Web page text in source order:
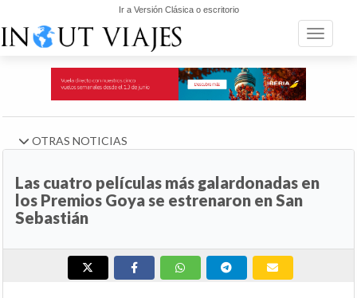
Ir a Versión Clásica o escritorio
Toggle
OTRAS NOTICIAS
Las cuatro películas más galardonadas en
los Premios Goya se estrenaron en San
Sebastián